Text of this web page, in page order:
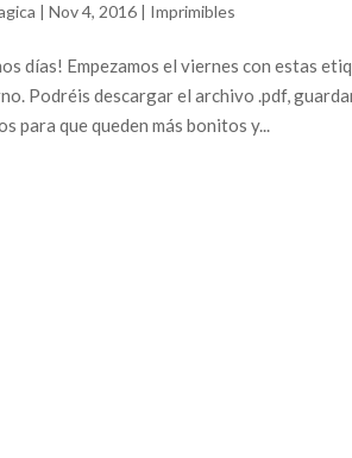
|Nov 4, 2016 | Imprimibles
días! Empezamos el viernes con estas
Podréis descargar el archivo .pdf,
para que queden más bonitos y...